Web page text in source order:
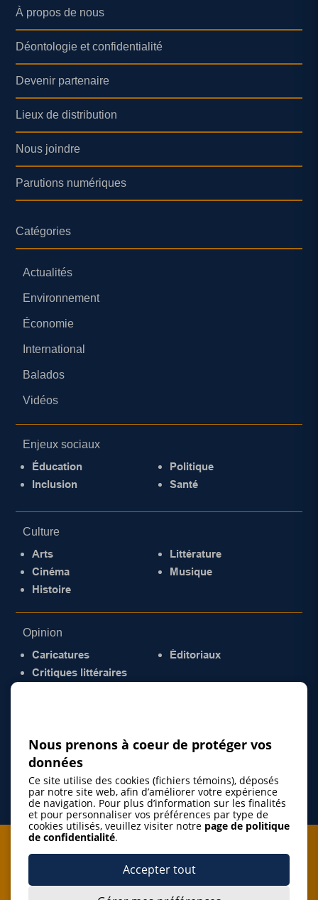
À propos de nous
Déontologie et confidentialité
Devenir partenaire
Lieux de distribution
Nous joindre
Parutions numériques
Catégories
Actualités
Environnement
Économie
International
Balados
Vidéos
Enjeux sociaux
Éducation
Inclusion
Politique
Santé
Culture
Arts
Cinéma
Histoire
Littérature
Musique
Opinion
Caricatures
Critiques littéraires
Éditoriaux
Je m'abonne à l'infolettre
Nous prenons à coeur de protéger vos
données
Ce site utilise des cookies (fichiers témoins), déposés
par notre site web, afin d’améliorer votre expérience
de navigation. Pour plus d’information sur les finalités
et pour personnaliser vos préférences par type de
cookies utilisés, veuillez visiter notre page de politique
de confidentialité.
Accepter tout